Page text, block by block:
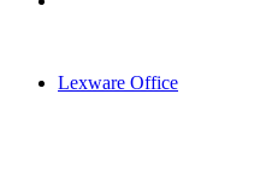
Lexware Office